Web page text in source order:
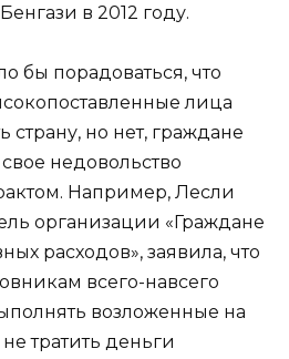
в 2012 году.
бы порадоваться, что
лица
страну, но нет, граждане
недовольство
Например, Лесли
организации «Граждане
расходов», заявила, что
всего-навсего
возложенные на
тратить деньги